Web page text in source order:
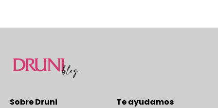
Sobre Druni Te ayudamos